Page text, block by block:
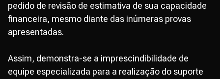
pedido de revisão de estimativa de sua capacidade
financeira, mesmo diante das inúmeras provas
apresentadas.
Assim, demonstra-se a imprescindibilidade de
equipe especializada para a realização do suporte